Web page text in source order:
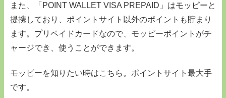
また、「POINT WALLET VISA PREPAID」はモッピーと
提携しており、ポイントサイト以外のポイントも貯まり
ます。プリペイドカードなので、モッピーポイントがチ
ャージでき、使うことができます。
モッピーを知りたい時はこちら。ポイントサイト最大手
です。